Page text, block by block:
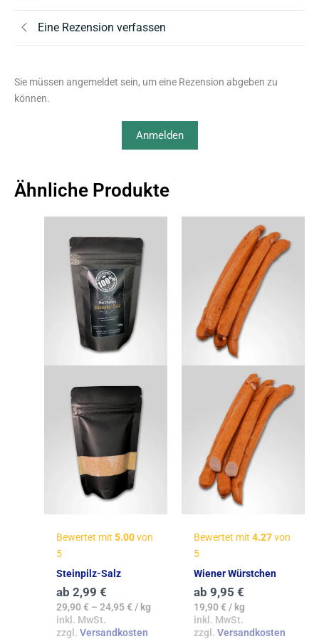
Eine Rezension verfassen
Sie müssen angemeldet sein, um eine Rezension abgeben zu
können.
Anmelden
Ähnliche Produkte
Bewertet mit 5.00von
5
Steinpilz-Salz
ab 2,99 €
29,90€– 24,95€/ kg
inkl. MwSt.
zzgl. Versandkosten
Bewertet mit 4.27von
5
Wiener Würstchen
ab 9,95 €
19,90€/ kg
inkl. MwSt.
zzgl. Versandkosten